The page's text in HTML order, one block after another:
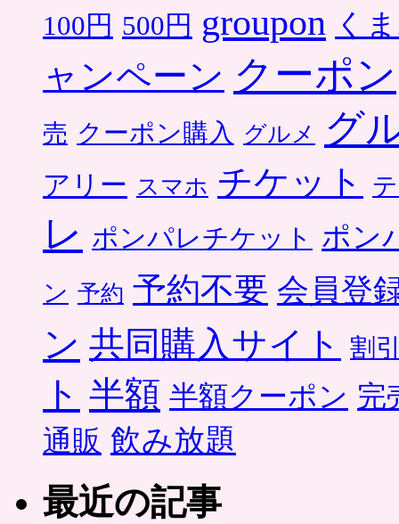
100円 500円 groupon く
ャンペーン クーポン
売 クーポン購入 グルメ グ
アリー スマホ チケット
レ ポンパレチケット ポン
ン 予約 予約不要 会員登
ン 共同購入サイト 割
ト 半額 半額クーポン 完
通販 飲み放題
最近の記事